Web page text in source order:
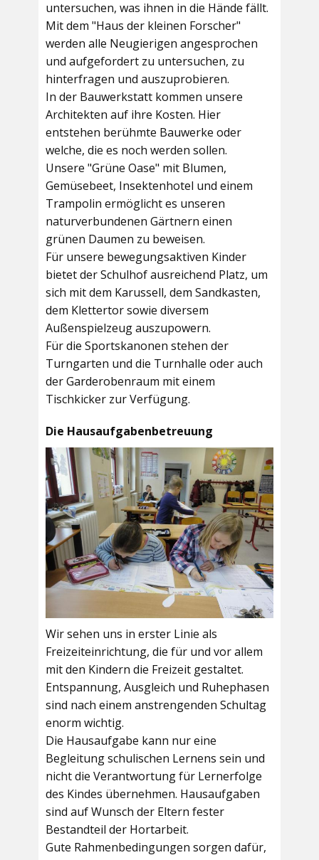
untersuchen, was ihnen in die Hände fällt.
Mit dem "Haus der kleinen Forscher"
werden alle Neugierigen angesprochen
und aufgefordert zu untersuchen, zu
hinterfragen und auszuprobieren.
In der Bauwerkstatt kommen unsere
Architekten auf ihre Kosten. Hier
entstehen berühmte Bauwerke oder
welche, die es noch werden sollen.
Unsere "Grüne Oase" mit Blumen,
Gemüsebeet, Insektenhotel und einem
Trampolin ermöglicht es unseren
naturverbundenen Gärtnern einen
grünen Daumen zu beweisen.
Für unsere bewegungsaktiven Kinder
bietet derSchulhofausreichend Platz, um
sich mit dem Karussell, dem Sandkasten,
dem Klettertor sowie diversem
Außenspielzeug auszupowern.
Für die Sportskanonen stehen der
Turngarten und die Turnhalle oder auch
derGarderobenraum mit einem
Tischkicker zur Verfügung.
Die Hausaufgabenbetreuung
Wir sehen uns in erster Linie als
Freizeiteinrichtung, die für und vor allem
mit den Kindern die Freizeit gestaltet.
Entspannung, Ausgleich und Ruhephasen
sind nach einem anstrengenden Schultag
enorm wichtig.
Die Hausaufgabe kann nur eine
Begleitung schulischen Lernens sein und
nicht die Verantwortung für Lernerfolge
des Kindes übernehmen. Hausaufgaben
sind auf Wunsch der Eltern fester
Bestandteil der Hortarbeit.
Gute Rahmenbedingungen sorgen dafür,